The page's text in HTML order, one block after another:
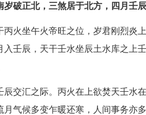
岁破正北，三煞居于北方，四月壬
丙火坐午火帝旺之位，岁君刚烈炎
入壬辰，天干壬水坐辰土水库之上
辰交汇之际。丙火在上欲焚天壬水
月气候多变乍暖还寒，人间事务亦